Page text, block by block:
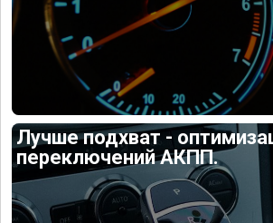
Лучше подхват -
переключений АКПП.